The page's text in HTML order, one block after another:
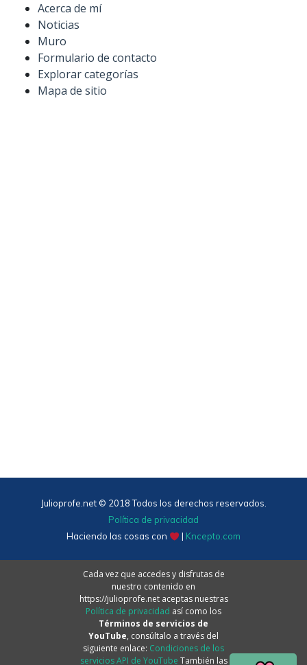
Acerca de mí
Noticias
Muro
Formulario de contacto
Explorar categorías
Mapa de sitio
Julioprofe.net © 2018 Todos los derechos reservados.
Política de privacidad
Haciendo las cosas con
| Kncepto.com
Cada vez que accedes y disfrutas de
nuestro contenido en
https://julioprofe.net aceptas nuestras
Política de privacidad así como los
Términos de servicios de
YouTube, consúltalo a través del
siguiente enlace: Condiciones de los
servicios API de YouTube También las